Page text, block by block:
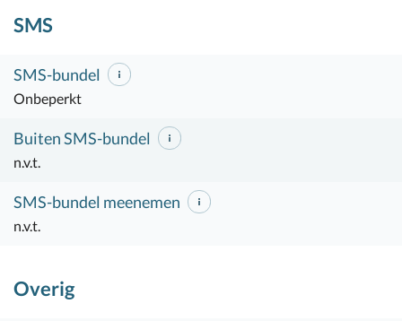
SMS
SMS-bundel
Onbeperkt
Buiten SMS-bundel
n.v.t.
SMS-bundel meenemen
n.v.t.
Overig